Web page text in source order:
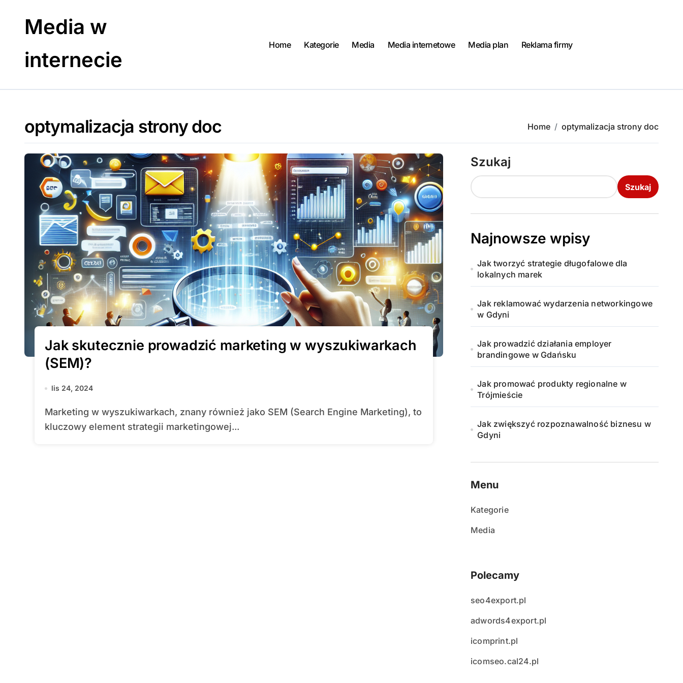
Media w
internecie
Home Kategorie Media Media internetowe Media plan Reklama firmy
optymalizacja strony doc Home optymalizacja strony doc
Jak skutecznie prowadzić marketing w wyszukiwarkach
(SEM)?
lis 24, 2024
Marketing w wyszukiwarkach, znany również jako SEM (Search Engine Marketing), to
kluczowy element strategii marketingowej...
Szukaj
Szukaj
Najnowsze wpisy
Jak tworzyć strategie długofalowe dla
lokalnych marek
Jak reklamować wydarzenia networkingowe
w Gdyni
Jak prowadzić działania employer
brandingowe w Gdańsku
Jak promować produkty regionalne w
Trójmieście
Jak zwiększyć rozpoznawalność biznesu w
Gdyni
Menu
Kategorie
Media
Polecamy
seo4export.pl
adwords4export.pl
icomprint.pl
icomseo.cal24.pl